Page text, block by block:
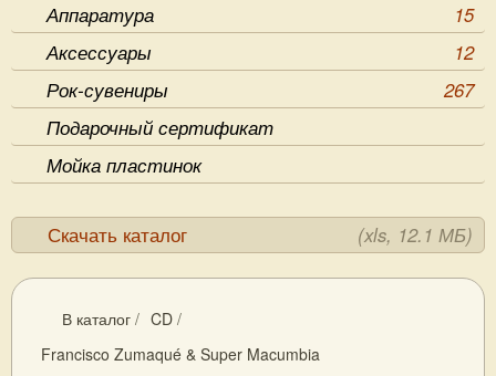
Аппаратура
15
Аксессуары
12
Рок-сувениры
267
Подарочный сертификат
Мойка пластинок
Скачать каталог (xls, 12.1 МБ)
В каталог / CD /
Francisco Zumaqué & Super Macumbia